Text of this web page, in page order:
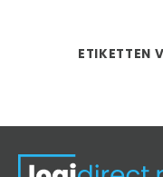
ETIKETTEN